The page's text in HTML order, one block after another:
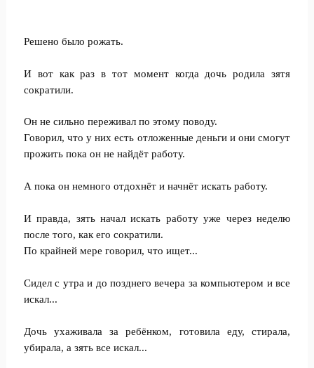
Решено было рожать.
И вот как раз в тот момент когда дочь родила зятя
сократили.
Он не сильно переживал по этому поводу.
Говорил, что у них есть отложенные деньги и они смогут
прожить пока он не найдёт работу.
А пока он немного отдохнёт и начнёт искать работу.
И правда, зять начал искать работу уже через неделю
после того, как его сократили.
По крайней мере говорил, что ищет...
Сидел с утра и до позднего вечера за компьютером и все
искал...
Дочь ухаживала за ребёнком, готовила еду, стирала,
убирала, а зять все искал...